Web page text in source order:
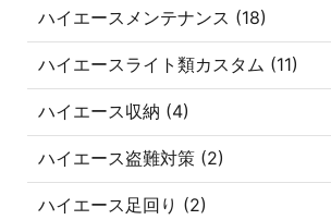
ハイエースメンテナンス (18)
ハイエースライト類カスタム (11)
ハイエース収納 (4)
ハイエース盗難対策 (2)
ハイエース足回り (2)